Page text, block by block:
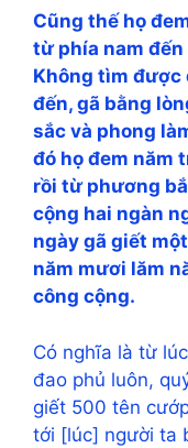
Cũng thế họ
từ phía nam
Không tìm được
đến, gã bằng
sắc và phong
đó họ đem năm
rồi từ phương
cộng hai ngàn
ngày gã giết
năm mươi lăm
công cộng.
Có nghĩa là từ
đao phủ luôn,
giết 500 tên
tới [lúc] người ta